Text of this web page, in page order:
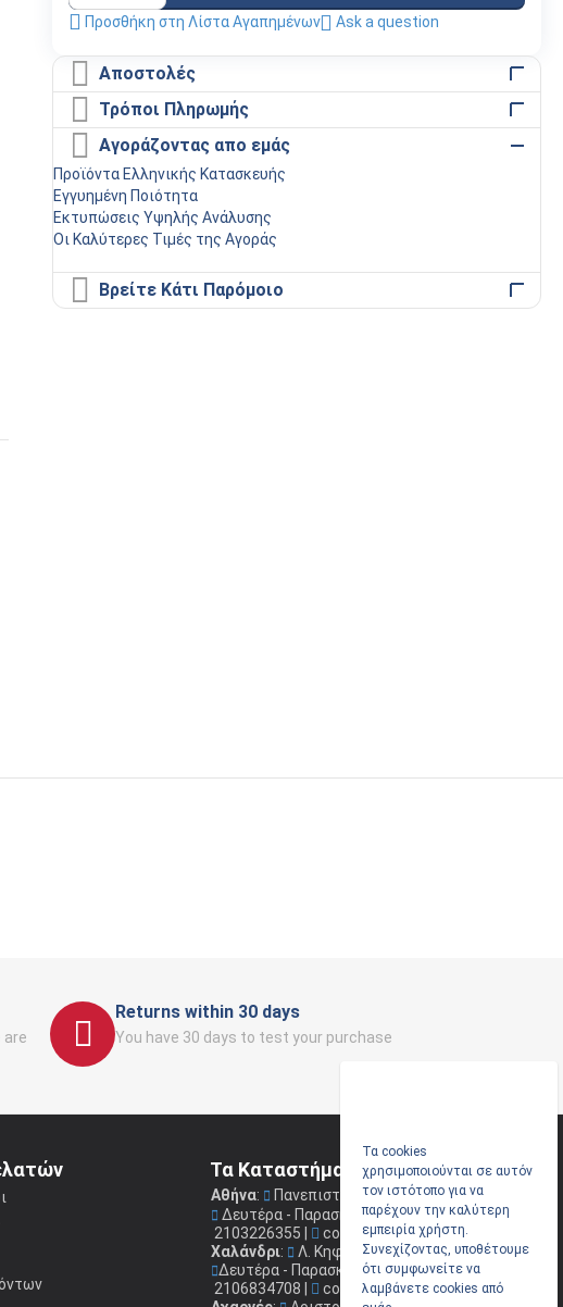
Προσθήκη στη Λίστα Αγαπημένων Ask a question
Αποστολές
Τρόποι Πληρωμής
Αγοράζοντας απο εμάς
Προϊόντα Ελληνικής Κατασκευής
Εγγυημένη Ποιότητα
Εκτυπώσεις Υψηλής Ανάλυσης
Οι Καλύτερες Τιμές της Αγοράς
Βρείτε Κάτι Παρόμοιο
are
Returns within 30 days
You have 30 days to test your purchase
Τα Καταστήματα μας
Αθήνα: Πανεπιστημίου 41(Στοά Νικολούδη)
Δευτέρα - Παρασκευή: 09.00 - 17.00
2103226355
coconis1@coconis.gr
Χαλάνδρι:
Λ. Κηφισίας 264
Δευτέρα - Παρασκευή: 09.00 - 17.00
2106834708
coconis2@coconis.gr
Τα cookies
χρησιμοποιούνται σε αυτόν
τον ιστότοπο για να
παρέχουν την καλύτερη
εμπειρία χρήστη.
Συνεχίζοντας, υποθέτουμε
ότι συμφωνείτε να
λαμβάνετε cookies από